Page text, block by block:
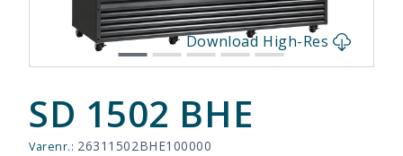
Download High-Res
SD 1502 BHE
Varenr.: 26311502BHE100000